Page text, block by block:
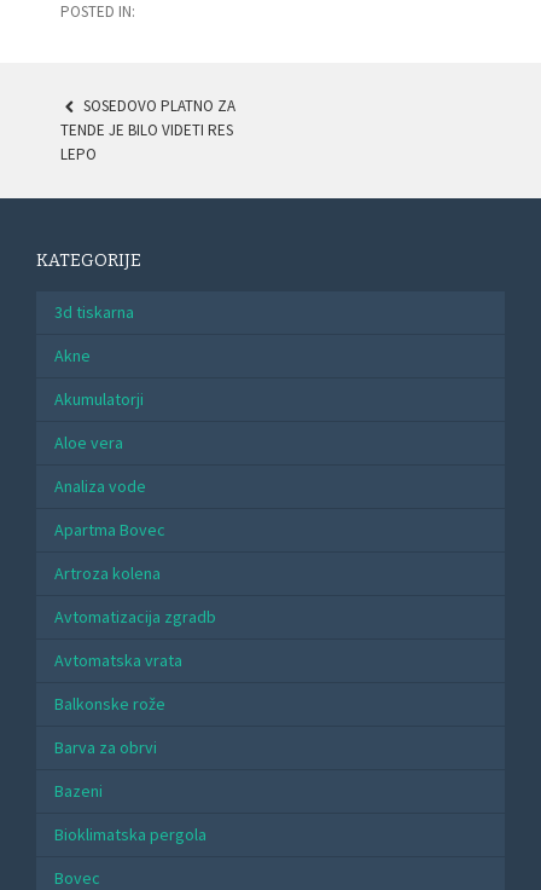
POSTED IN:
POST
NAVIGATION
SOSEDOVO PLATNO ZA
TENDE JE BILO VIDETI RES
LEPO
KATEGORIJE
3d tiskarna
Akne
Akumulatorji
Aloe vera
Analiza vode
Apartma Bovec
Artroza kolena
Avtomatizacija zgradb
Avtomatska vrata
Balkonske rože
Barva za obrvi
Bazeni
Bioklimatska pergola
Bovec